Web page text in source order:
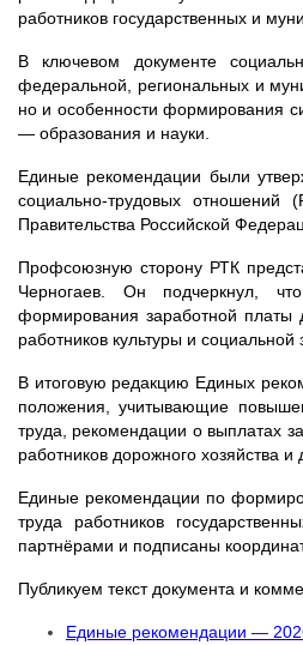
работников государственных и
В ключевом документе
федеральной, региональных и
но и особенности формирования
— образования и науки.
Единые рекомендации были
социально-трудовых
Правительства Российской
Профсоюзную сторону РТК
Черногаев. Он подчеркнул,
формирования заработной платы
работников культуры и социальной
В итоговую редакцию Единых
положения, учитывающие
труда, рекомендации о выплатах
работников дорожного хозяйства и
Единые рекомендации по
труда работников
партнёрами и подписаны
Публикуем текст документа и
Единые рекомендации —